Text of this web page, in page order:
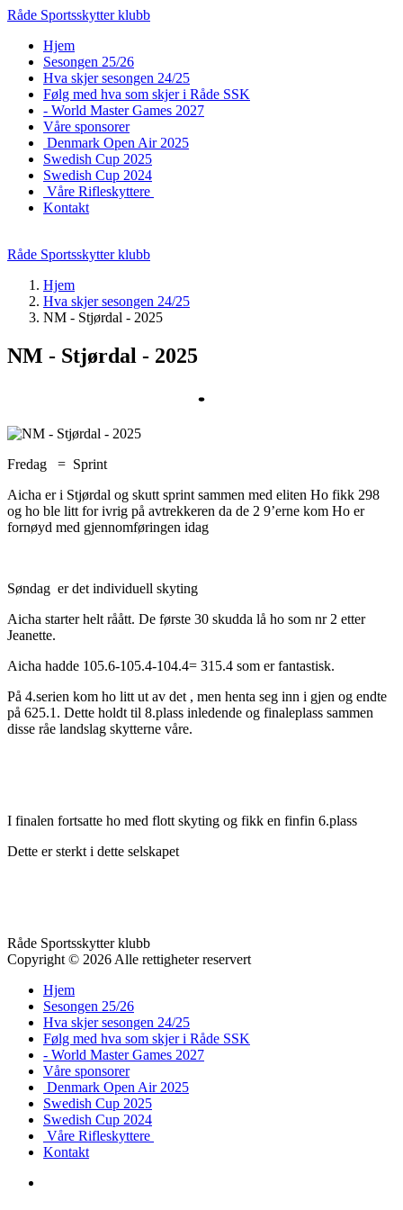
Råde Sportsskytter klubb
Hjem
Sesongen 25/26
Hva skjer sesongen 24/25
Følg med hva som skjer i Råde SSK
- World Master Games 2027
Våre sponsorer
Denmark Open Air 2025
Swedish Cup 2025
Swedish Cup 2024
Våre Rifleskyttere
Kontakt
Råde Sportsskytter klubb
Hjem
Hva skjer sesongen 24/25
NM - Stjørdal - 2025
NM - Stjørdal - 2025
Fredag = Sprint
Aicha er i Stjørdal og skutt sprint sammen med eliten Ho fikk 298
og ho ble litt for ivrig på avtrekkeren da de 2 9’erne kom Ho er
fornøyd med gjennomføringen idag
Søndag er det individuell skyting
Aicha starter helt råått. De første 30 skudda lå ho som nr 2 etter
Jeanette.
Aicha hadde 105.6-105.4-104.4= 315.4 som er fantastisk.
På 4.serien kom ho litt ut av det , men henta seg inn i gjen og endte
på 625.1. Dette holdt til 8.plass inledende og finaleplass sammen
disse råe landslag skytterne våre.
I finalen fortsatte ho med flott skyting og fikk en finfin 6.plass
Dette er sterkt i dette selskapet
Råde Sportsskytter klubb
Copyright © 2026 Alle rettigheter reservert
Hjem
Sesongen 25/26
Hva skjer sesongen 24/25
Følg med hva som skjer i Råde SSK
- World Master Games 2027
Våre sponsorer
Denmark Open Air 2025
Swedish Cup 2025
Swedish Cup 2024
Våre Rifleskyttere
Kontakt